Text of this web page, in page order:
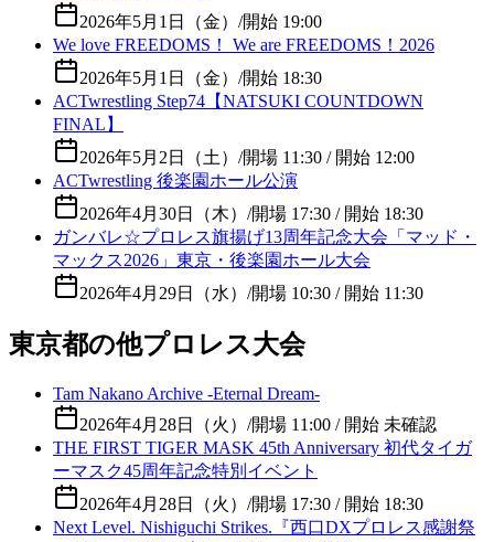
2026年5月1日（金） /開始 19:00
We love FREEDOMS！ We are FREEDOMS！2026
2026年5月1日（金） /開始 18:30
ACTwrestling Step74【NATSUKI COUNTDOWN
FINAL】
2026年5月2日（土） /開場 11:30 / 開始 12:00
ACTwrestling 後楽園ホール公演
2026年4月30日（木） /開場 17:30 / 開始 18:30
ガンバレ☆プロレス旗揚げ13周年記念大会「マッド・
マックス2026」東京・後楽園ホール大会
2026年4月29日（水） /開場 10:30 / 開始 11:30
東京都の他プロレス大会
Tam Nakano Archive -Eternal Dream-
2026年4月28日（火） /開場 11:00 / 開始 未確認
THE FIRST TIGER MASK 45th Anniversary 初代タイガ
ーマスク45周年記念特別イベント
2026年4月28日（火） /開場 17:30 / 開始 18:30
Next Level. Nishiguchi Strikes.『西口DXプロレス感謝祭